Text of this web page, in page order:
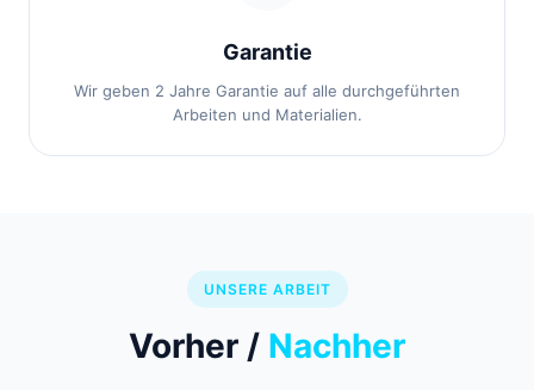
Garantie
Wir geben 2 Jahre Garantie auf alle durchgeführten
Arbeiten und Materialien.
UNSERE ARBEIT
Vorher / Nachher